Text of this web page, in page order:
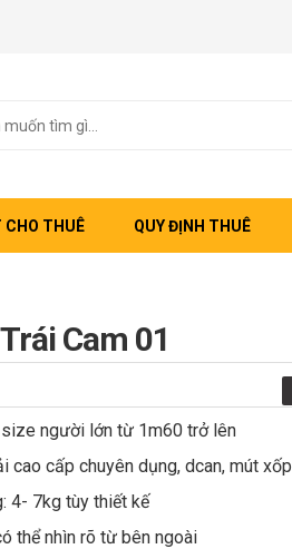
CHO THUÊ QUY ĐỊNH THUÊ
Cam 01
người lớn từ 1m60 trở lên
cao cấp chuyên dụng, dcan, mút xốp
4- 7kg tùy thiết kế
thể nhìn rõ từ bên ngoài